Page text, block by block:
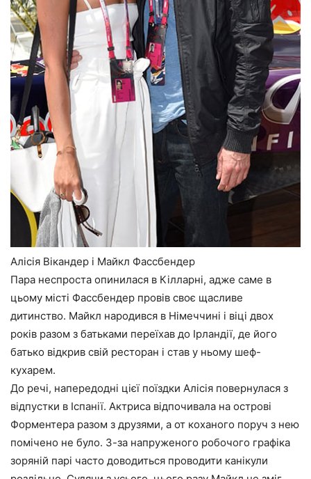
Алісія Вікандер і Майкл Фассбендер
Пара неспроста опинилася в Кілларні, адже саме в
цьому місті Фассбендер провів своє щасливе
дитинство. Майкл народився в Німеччині і віці двох
років разом з батьками переїхав до Ірландії, де його
батько відкрив свій ресторан і став у ньому шеф-
кухарем.
До речі, напередодні цієї поїздки Алісія повернулася з
відпустки в Іспанії. Актриса відпочивала на острові
Форментера разом з друзями, а от коханого поруч з нею
помічено не було. З-за напруженого робочого графіка
зоряній парі часто доводиться проводити канікули